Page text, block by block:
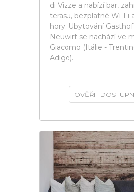
di Vizze a nabízí bar,
terasu, bezplatné Wi-Fi
hory. Ubytování
Neuwirt se nachází ve
Giacomo (Itálie -
Adige).
OVĚŘIT